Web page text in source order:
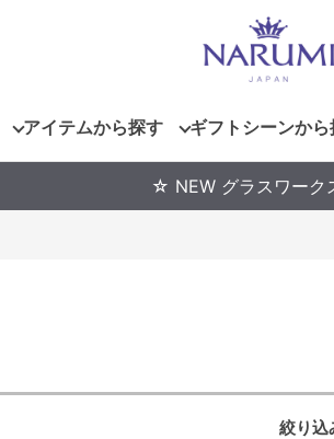
アイテムから探す ギフトシーンから
☆ NEW グラスワーク
絞り込